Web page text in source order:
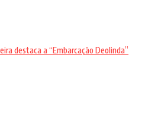
destaca a “Embarcação Deolinda”